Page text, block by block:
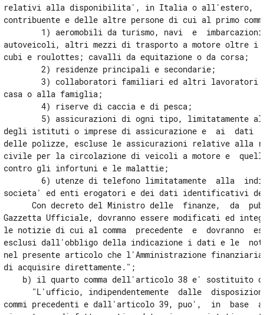
DISPOSIZIONI PER CONTRASTARE
L'EVASIONE FISCALE
ED ALLEGARE LA BASE IMPONIBILE
CAPO IV
ADEMPIMENTI STRUMENTALI E DISPOSIZIONI
PER CONTENERE L'ELUSIONE E PER REPRIMERE
IL CONTRABBANDO DI TABACCHI
11
12
13
14
TITOLO II
SEMPLIFICAZIONE E
RAZIONALIZZAZIONE DELLE
PROCEDURE
CAPO I
DISPOSIZIONI PER LA SEMPLIFICAZIONE DI
TALUNE PROCEDURE DI RIMBORSO
15
16
TITOLO II
SEMPLIFICAZIONE E
RAZIONALIZZAZIONE DELLE
relativi alla disponibilita', in Italia o all'estero,
contribuente e delle altre persone di cui al primo
1) aeromobili da turismo, navi  e
autoveicoli, altri mezzi di trasporto a motore oltre i
cubi e roulottes; cavalli da equitazione o da corsa;
        2) residenze principali e secondarie;
3) collaboratori familiari ed altri lavoratori
casa o alla famiglia;
        4) riserve di caccia e di pesca;
5) assicurazioni di ogni tipo, limitatamente
degli istituti o imprese di assicurazione e  ai  dati
delle polizze, escluse le assicurazioni relative alla
civile per la circolazione di veicoli a motore e
contro gli infortuni e le malattie;
6) utenze di telefono limitatamente  alla
societa' ed enti erogatori e dei dati identificativi
Con decreto del Ministro delle  finanze,  da
Gazzetta Ufficiale, dovranno essere modificati ed
le notizie di cui al comma  precedente  e  dovranno
esclusi dall'obbligo della indicazione i dati e le
nel presente articolo che l'Amministrazione
di acquisire direttamente.";
b) il quarto comma dell'articolo 38 e' sostituito
"L'ufficio, indipendentemente  dalle
commi precedenti e dall'articolo 39, puo',  in  base